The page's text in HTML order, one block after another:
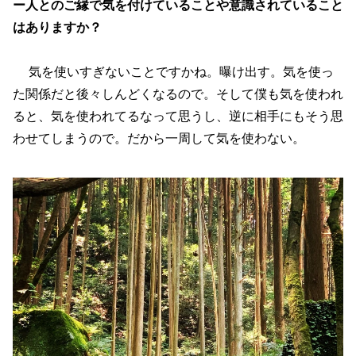
ー人とのご縁で気を付けていることや意識されていること
はありますか？
気を使いすぎないことですかね。曝け出す。気を使っ
た関係だと後々しんどくなるので。そして僕も気を使われ
ると、気を使われてるなって思うし、逆に相手にもそう思
わせてしまうので。だから一周して気を使わない。